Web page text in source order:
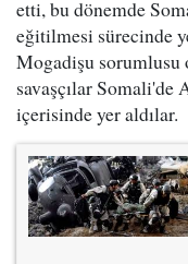
etti, bu dönemde
eğitilmesi sürecinde
Mogadişu
savaşçılar Somali'de
içerisinde yer aldılar.